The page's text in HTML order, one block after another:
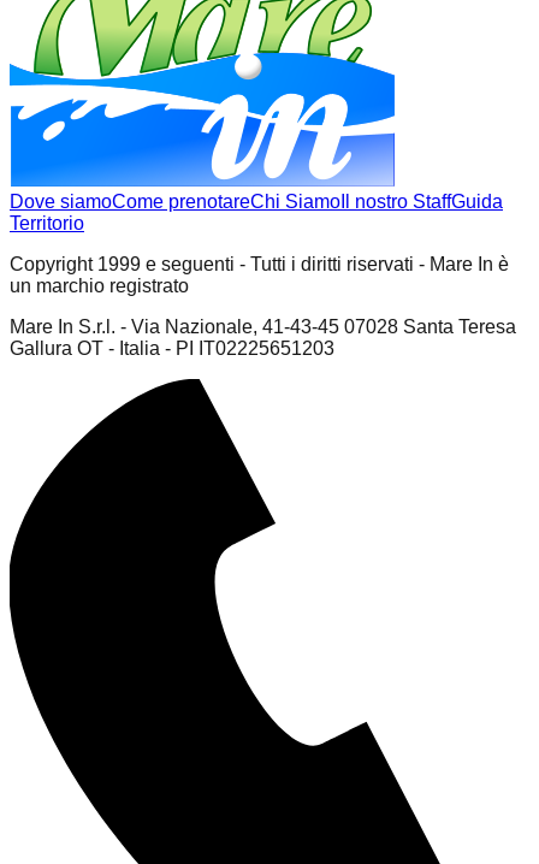
Dove siamoCome prenotareChi Siamo Il nostro StaffGuida
Territorio
Copyright 1999 e seguenti - Tutti i diritti riservati - Mare In è
un marchio registrato
Mare In S.r.l. - Via Nazionale, 41-43-45 07028 Santa Teresa
Gallura OT - Italia - PI IT02225651203